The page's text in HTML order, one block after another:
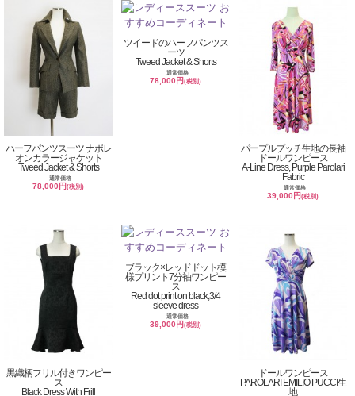
ハーフパンツスーツ ナポレ
オンカラージャケット
Tweed Jacket & Shorts
通常価格
78,000円(税別)
ツイードのハーフパンツス
ーツ
Tweed Jacket & Shorts
通常価格
78,000円(税別)
パープルプッチ生地の長袖
ドールワンピース
A-Line Dress, Purple Parolari
Fabric
通常価格
39,000円(税別)
黒織柄フリル付きワンピー
ス
Black Dress With Frill
ブラック×レッドドット模
様プリント7分袖ワンピー
ス
Red dot print on black,3/4
sleeve dress
通常価格
39,000円(税別)
ドールワンピース
PAROLARI EMILIO PUCCI生
地